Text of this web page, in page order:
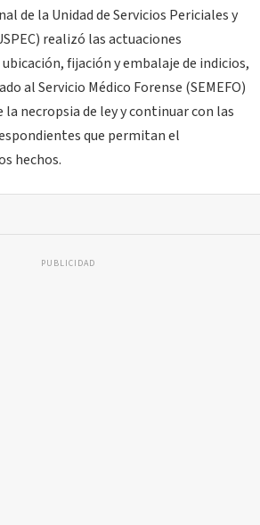
de la Unidad de Servicios Periciales y
realizó las actuaciones
fijación y embalaje de indicios,
al Servicio Médico Forense (SEMEFO)
la necropsia de ley y continuar con las
que permitan el
hechos.
PUBLICIDAD